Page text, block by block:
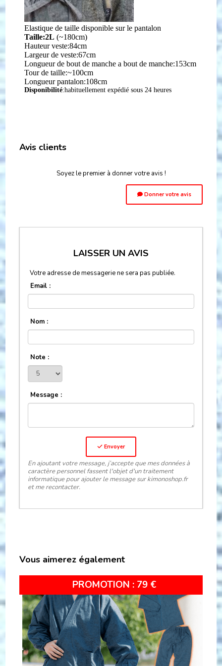
Elastique de taille disponible sur le pantalon
Taille:2L (~180cm)
Hauteur veste:84cm
Largeur de veste:67cm
Longueur de bout de manche a bout de manche:153cm
Tour de taille:~100cm
Longueur pantalon:108cm
Disponibilité:habituellement expédié sous 24 heures
Avis clients
Soyez le premier à donner votre avis !
Donner votre avis
LAISSER UN AVIS
Votre adresse de messagerie ne sera pas publiée.
Email :
Nom :
Note :
Message :
Envoyer
En ajoutant votre message, j’accepte que mes données à
caractère personnel fassent l'objet d'un traitement
informatique pour ajouter le message sur kimonoshop.fr
et me recontacter.
Vous aimerez également
PROMO